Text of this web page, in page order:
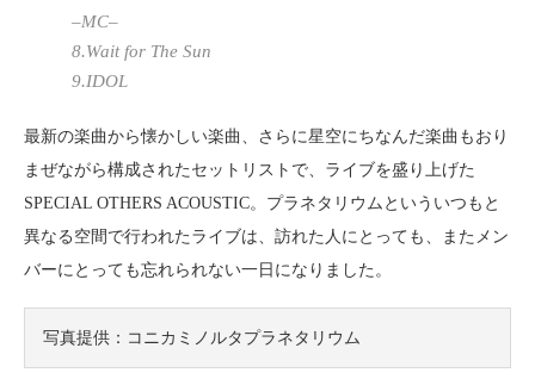
–MC–
8.Wait for The Sun
9.IDOL
最新の楽曲から懐かしい楽曲、さらに星空にちなんだ楽曲もおり
まぜながら構成されたセットリストで、ライブを盛り上げた
SPECIAL OTHERS ACOUSTIC。プラネタリウムといういつもと
異なる空間で行われたライブは、訪れた人にとっても、またメン
バーにとっても忘れられない一日になりました。
写真提供：コニカミノルタプラネタリウム